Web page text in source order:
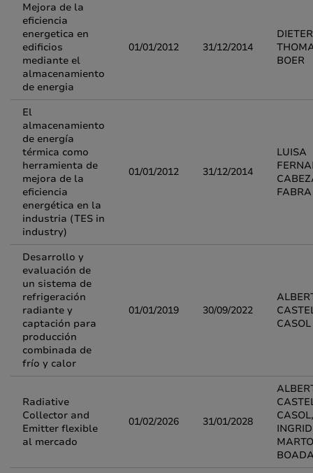
Mejora de la
eficiencia
energetica en
edificios
mediante el
almacenamiento
de energia
01/01/2012 31/12/2014
BOER
El
almacenamiento
de energía
térmica como
herramienta de
mejora de la
eficiencia
energética en la
industria (TES in
industry)
01/01/2012 31/12/2014
LUISA
FABRA
Desarrollo y
evaluación de
un sistema de
refrigeración
radiante y
captación para
producción
combinada de
frío y calor
01/01/2019 30/09/2022
CASOL
Radiative
Collector and
Emitter flexible
al mercado
01/02/2026 31/01/2028
CASOL,
INGRID